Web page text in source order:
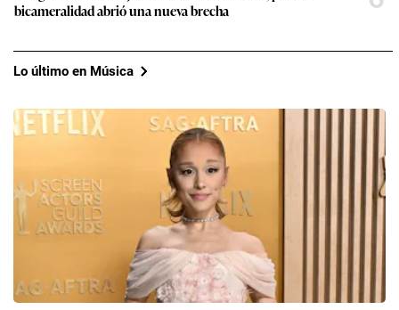
bicameralidad abrió una nueva brecha
Lo último en Música